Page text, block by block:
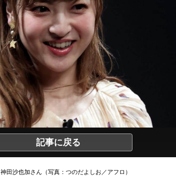
記事に戻る
神田沙也加さん（写真：つのだよしお／アフロ）